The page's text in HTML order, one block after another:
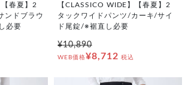
【春夏】2
ンドブラウ
必要
【CLASSICO WIDE】【春夏】2
タックワイドパンツ/カーキ/サイ
ド尾錠/※裾直し必要
¥10,890
WEB価格¥8,712 税込